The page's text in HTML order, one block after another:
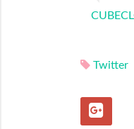
Twitter